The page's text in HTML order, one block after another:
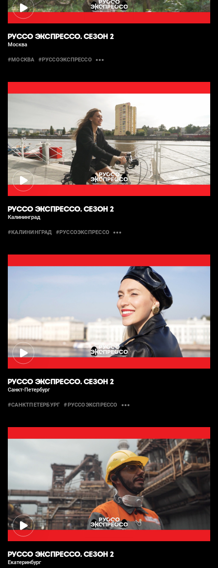
РУССО ЭКСПРЕССО. СЕЗОН 2
Москва
#МОСКВА #РУССОЭКСПРЕССО
РУССО ЭКСПРЕССО. СЕЗОН 2
Калининград
#КАЛИНИНГРАД #РУССОЭКСПРЕССО
РУССО ЭКСПРЕССО. СЕЗОН 2
Санкт-Петербург
#САНКТПЕТЕРБУРГ #РУССОЭКСПРЕССО
РУССО ЭКСПРЕССО. СЕЗОН 2
Екатеринбург